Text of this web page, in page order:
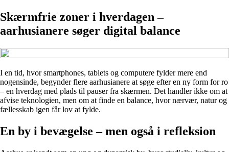
Skærmfrie zoner i hverdagen –
aarhusianere søger digital balance
I en tid, hvor smartphones, tablets og computere fylder mere end
nogensinde, begynder flere aarhusianere at søge efter en ny form for ro
– en hverdag med plads til pauser fra skærmen. Det handler ikke om at
afvise teknologien, men om at finde en balance, hvor nærvær, natur og
fællesskab igen får lov at fylde.
En by i bevægelse – men også i refleksion